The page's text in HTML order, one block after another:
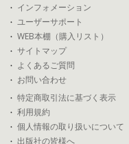
インフォメーション
ユーザーサポート
WEB本棚（購入リスト）
サイトマップ
よくあるご質問
お問い合わせ
特定商取引法に基づく表示
利用規約
個人情報の取り扱いについて
出版社の皆様へ